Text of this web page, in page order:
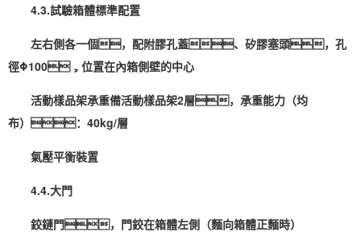
4.3.試驗箱體標準配置
左右側各一個，配附膠孔蓋、矽膠塞頭，孔
徑Φ100，位置在內箱側壁的中心
活動樣品架承重備活動樣品架2層，承重能力（均
布）：40kg/層
氣壓平衡裝置
4.4.大門
鉸鏈門，門鉸在箱體左側（麵向箱體正麵時）